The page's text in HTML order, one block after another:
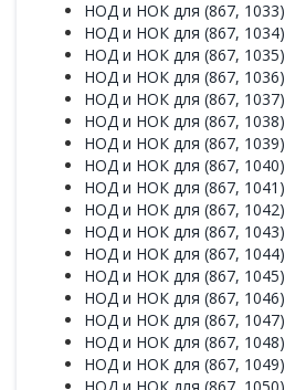
НОД и НОК для (867, 1033)
НОД и НОК для (867, 1034)
НОД и НОК для (867, 1035)
НОД и НОК для (867, 1036)
НОД и НОК для (867, 1037)
НОД и НОК для (867, 1038)
НОД и НОК для (867, 1039)
НОД и НОК для (867, 1040)
НОД и НОК для (867, 1041)
НОД и НОК для (867, 1042)
НОД и НОК для (867, 1043)
НОД и НОК для (867, 1044)
НОД и НОК для (867, 1045)
НОД и НОК для (867, 1046)
НОД и НОК для (867, 1047)
НОД и НОК для (867, 1048)
НОД и НОК для (867, 1049)